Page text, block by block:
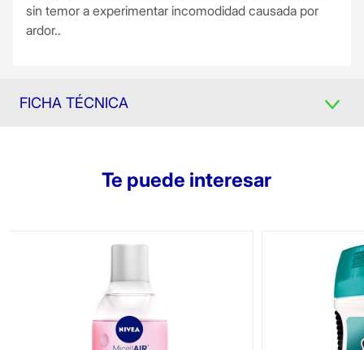
sin temor a experimentar incomodidad causada por
ardor..
FICHA TÉCNICA
Te puede interesar